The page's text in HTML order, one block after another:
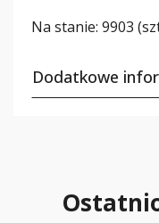
Na stanie: 9903
Dodatkowe